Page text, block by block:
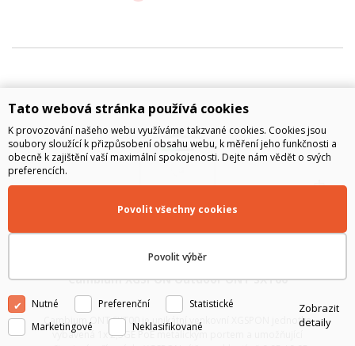
Cambium XGSPON Outdoor ONT SXT00
Cambium ONT SXT00 je unikátní venkovní XGSPON jednotka
vybavená 1x 2,5GE PoE metalickým portem a umožňující
Tato webová stránka používá cookies
K provozování našeho webu využíváme takzvané cookies. Cookies jsou
soubory sloužící k přizpůsobení obsahu webu, k měření jeho funkčnosti a
obecně k zajištění vaší maximální spokojenosti. Dejte nám vědět o svých
preferencích.
Povolit výběr
Povolit všechny cookies
Nutné Preferenční
Statistické
Marketingové
Neklasifikované
Zobrazit
detaily